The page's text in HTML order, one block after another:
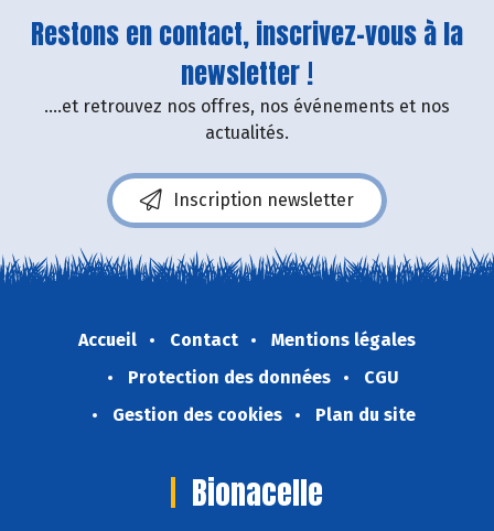
Restons en contact, inscrivez-vous à la
newsletter !
....et retrouvez nos offres, nos événements et nos
actualités.
Inscription newsletter
Accueil Contact
Mentions légales
Protection des données
CGU
Gestion des cookies
Plan du site
Bionacelle